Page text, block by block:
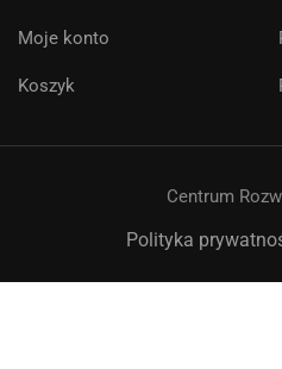
Moje konto
Koszyk
Centrum
Polityka
asystentem AI.